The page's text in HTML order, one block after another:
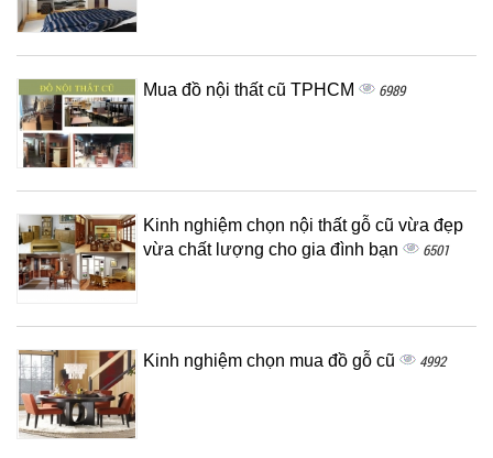
Mua đồ nội thất cũ TPHCM 6989
Kinh nghiệm chọn nội thất gỗ cũ vừa đẹp
vừa chất lượng cho gia đình bạn
6501
Kinh nghiệm chọn mua đồ gỗ cũ 4992